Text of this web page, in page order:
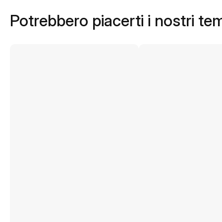
Potrebbero piacerti i nostri